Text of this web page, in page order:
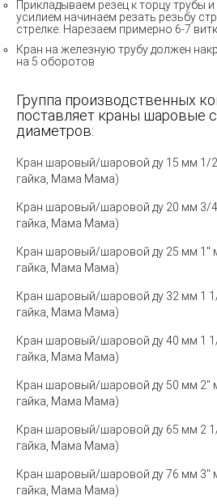
Прикладываем резец к торцу трубы
усилием начинаем резать резьбу
стрелке. Нарезаем примерно 6-7
Кран на железную трубу должен
на 5 оборотов
Группа производственных
поставляет краны шаровые
диаметров:
Кран шаровый/шаровой ду 15 мм 1/
гайка Мама Мама)
Кран шаровый/шаровой ду 20 мм 3/
гайка, Мама Мама)
Кран шаровый/шаровой ду 25 мм 1"
гайка, Мама Мама)
Кран шаровый/шаровой ду 32 мм 1
гайка, Мама Мама)
Кран шаровый/шаровой ду 40 мм 1
гайка, Мама Мама)
Кран шаровый/шаровой ду 50 мм 2"
гайка, Мама Мама)
Кран шаровый/шаровой ду 65 мм 2
гайка, Мама Мама)
Кран шаровый/шаровой ду 76 мм 3"
гайка, Мама Мама)